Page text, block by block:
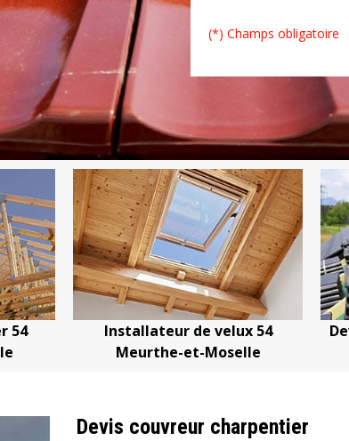
(*) Champs obligatoire
de velux 54
et-Moselle
Devis changement
Meurthe-et-
Devis couvreur charpentier